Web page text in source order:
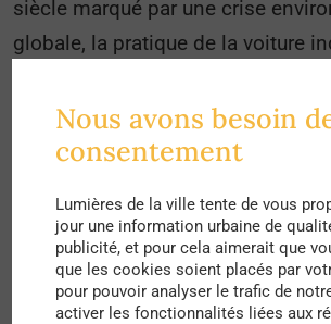
siècle marqué par une crise
globale, la pratique de la voiture
modèle qui appartient au passé
Prenons comme exemple la ville
Extrêmement concernée par la
transformation vers un modèle
apparaît d’une véritableurgence
environnementale et sanitaire.En
Nous avons besoin
consentement
Lumières de la ville tente de vous
jour une information urbaine de
publicité, et pour cela aimerait que
que les cookies soient placés par
pour pouvoir analyser le trafic de
activer les fonctionnalités liées aux